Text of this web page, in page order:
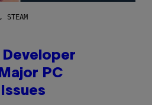
STEAM
Developer
PC